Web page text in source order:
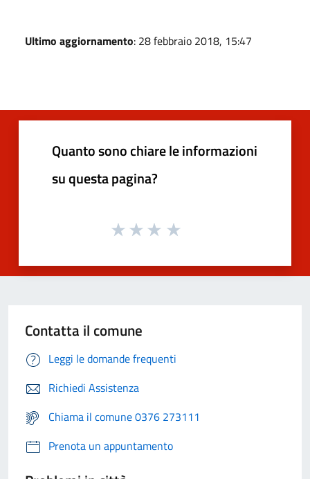
Ultimo aggiornamento: 28 febbraio 2018, 15:47
Quanto sono chiare le informazioni
su questa pagina?
Contatta il comune
Leggi le domande frequenti
Richiedi Assistenza
Chiama il comune 0376 273111
Prenota un appuntamento